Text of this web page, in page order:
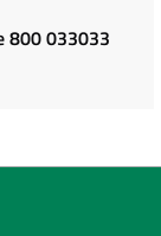
800 033033